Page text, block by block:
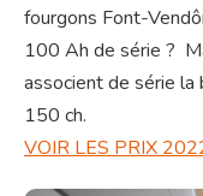
fourgons Font-
100 Ah de série ?
associent de série
150 ch.
VOIR LES PRIX